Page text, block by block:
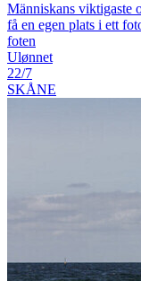
Människans viktigaste
få en egen plats i ett
foten
Ulønnet
22/7
SKÅNE